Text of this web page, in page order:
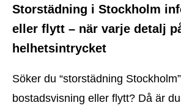
Storstädning i Stockholm
eller flytt – när varje detalj
helhetsintrycket
Söker du “storstädning
bostadsvisning eller flytt? Då är